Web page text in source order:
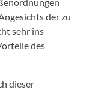
der zu
sehr ins
des
dieser